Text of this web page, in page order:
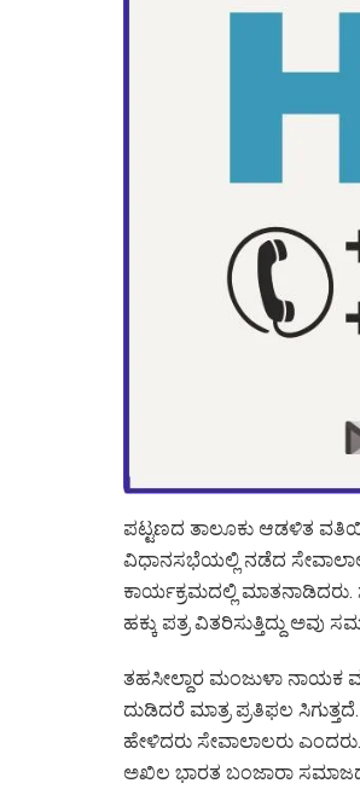
ಪಟ್ಟಣದ ತಾಲೂಕು ಆಡಳಿತ
ವಿಧಾನಸಭೆಯಲ್ಲಿ ನಡೆದ
ಕಾರ್ಯಕ್ರಮದಲ್ಲಿ
ಹಕ್ಕು ಪತ್ರ ವಿತರಿಸುತ್ತಿದ್ದು
ತಹಸೀಲ್ದಾರ ಮಂಜುಳಾ ನಾಯಕ
ದುಡಿದರೆ ಮಾತ್ರ ಪ್ರತಿಫಲ
ಹೇಳಿದರು ಸೇವಾಲಾಲರು ಎಂದರು.
ಅಖಿಲ ಭಾರತ ಬಂಜಾರಾ ಸಮಾಜದ